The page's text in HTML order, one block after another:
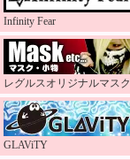
Infinity Fear
レグルスオリジナルマスク
GLAViTY